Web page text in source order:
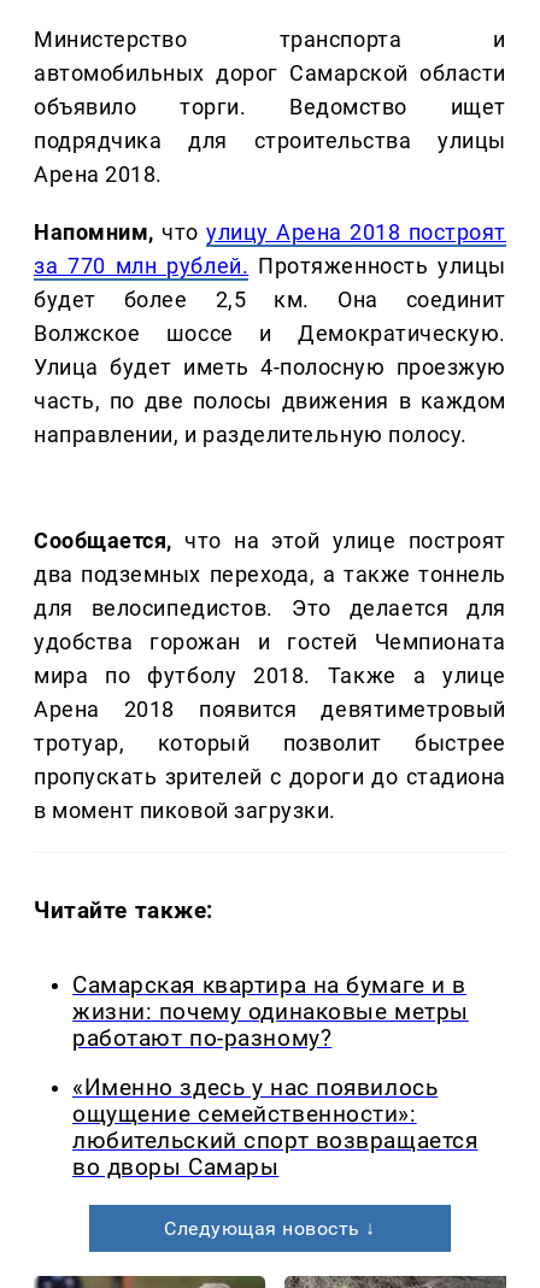
Министерство транспорта и
автомобильных дорог Самарской области
объявило торги. Ведомство ищет
подрядчика для строительства улицы
Арена 2018.
Напомним, чтоулицу Арена 2018 построят
за 770 млн рублей. Протяженность улицы
будет более 2,5 км. Она соединит
Волжское шоссе и Демократическую.
Улица будет иметь 4-полосную проезжую
часть, по две полосы движения в каждом
направлении, и разделительную полосу.
Сообщается, что на этой улице построят
два подземных перехода, а также тоннель
для велосипедистов. Это делается для
удобства горожан и гостей Чемпионата
мира по футболу 2018. Также а улице
Арена 2018 появится девятиметровый
тротуар, который позволит быстрее
пропускать зрителей с дороги до стадиона
в момент пиковой загрузки.
Читайте также:
Самарская квартира на бумаге и в
жизни: почему одинаковые метры
работают по-разному?
«Именно здесь у нас появилось
ощущение семейственности»:
любительский спорт возвращается
во дворы Самары
Следующая новость ↓